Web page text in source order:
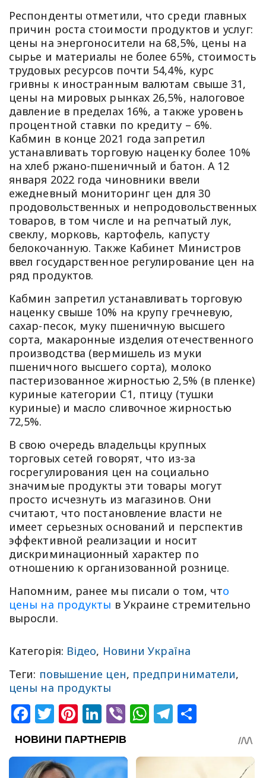
Респонденты отметили, что среди главных
причин роста стоимости продуктов и услуг:
цены на энергоносители на 68,5%, цены на
сырье и материалы не более 65%, стоимость
трудовых ресурсов почти 54,4%, курс
гривны к иностранным валютам свыше 31,
цены на мировых рынках 26,5%, налоговое
давление в пределах 16%, а также уровень
процентной ставки по кредиту – 6%.
Кабмин в конце 2021 года запретил
устанавливать торговую наценку более 10%
на хлеб ржано-пшеничный и батон. А 12
января 2022 года чиновники ввели
ежедневный мониторинг цен для 30
продовольственных и непродовольственных
товаров, в том числе и на репчатый лук,
свеклу, морковь, картофель, капусту
белокочанную. Также Кабинет Министров
ввел государственное регулирование цен на
ряд продуктов.
Кабмин запретил устанавливать торговую
наценку свыше 10% на крупу гречневую,
сахар-песок, муку пшеничную высшего
сорта, макаронные изделия отечественного
производства (вермишель из муки
пшеничного высшего сорта), молоко
пастеризованное жирностью 2,5% (в пленке)
куриные категории С1, птицу (тушки
куриные) и масло сливочное жирностью
72,5%.
В свою очередь владельцы крупных
торговых сетей говорят, что из-за
госрегулирования цен на социально
значимые продукты эти товары могут
просто исчезнуть из магазинов. Они
считают, что постановление власти не
имеет серьезных оснований и перспектив
эффективной реализации и носит
дискриминационный характер по
отношению к организованной рознице.
Напомним, ранее мы писали о том, что
цены на продукты в Украине стремительно
выросли.
Категорія: Відео, Новини Україна
Теги: повышение цен, предприниматели,
цены на продукты
Facebook
Twitter
Pinterest
LinkedIn
ViberWhatsApp
Telegram